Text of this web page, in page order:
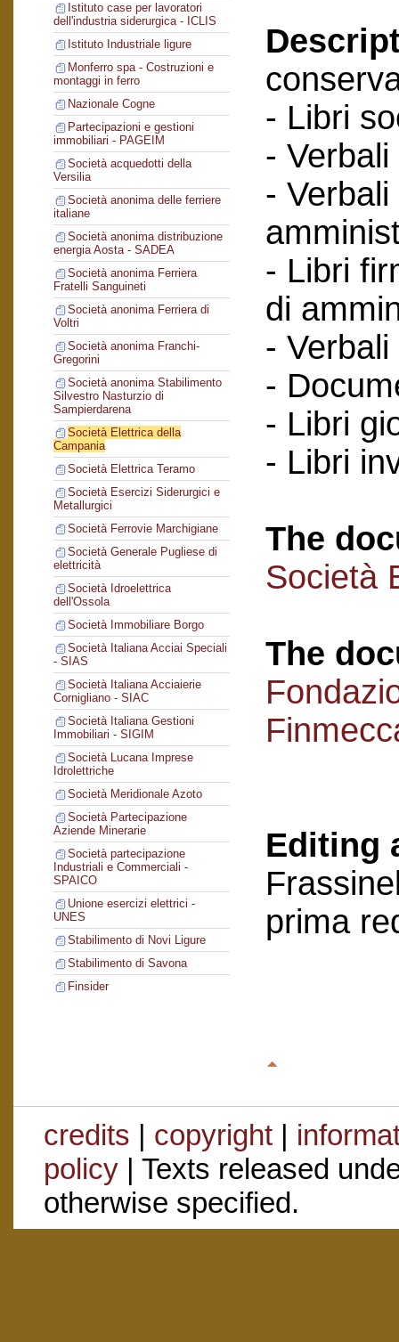
Istituto case per lavoratori
dell'industria siderurgica - ICLIS
Istituto Industriale ligure
Monferro spa - Costruzioni e
montaggi in ferro
Nazionale Cogne
Partecipazioni e gestioni
immobiliari - PAGEIM
Società acquedotti della
Versilia
Società anonima delle ferriere
italiane
Società anonima distribuzione
energia Aosta - SADEA
Società anonima Ferriera
Fratelli Sanguineti
Società anonima Ferriera di
Voltri
Società anonima Franchi-
Gregorini
Società anonima Stabilimento
Silvestro Nasturzio di
Sampierdarena
Società Elettrica della
Campania
Società Elettrica Teramo
Società Esercizi Siderurgici e
Metallurgici
Società Ferrovie Marchigiane
Società Generale Pugliese di
elettricità
Società Idroelettrica
dell'Ossola
Società Immobiliare Borgo
Società Italiana Acciai Speciali
- SIAS
Società Italiana Acciaierie
Cornigliano - SIAC
Società Italiana Gestioni
Immobiliari - SIGIM
Società Lucana Imprese
Idrolettriche
Società Meridionale Azoto
Società Partecipazione
Aziende Minerarie
Società partecipazione
Industriali e Commerciali -
SPAICO
Unione esercizi elettrici -
UNES
Stabilimento di Novi Ligure
Stabilimento di Savona
Finsider
- Libri
-
-
- Libri
di
-
-
- Libri
- Libri
The
Società
The
Editing
prima
credits | copyright|
policy| Texts released
otherwise specified.